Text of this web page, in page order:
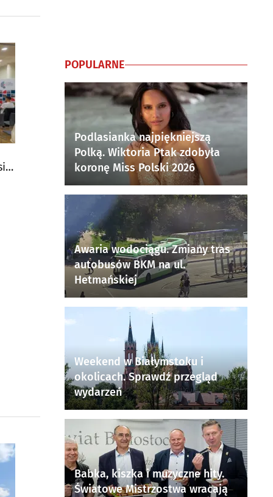
POPULARNE
Podlasianka najpiękniejszą
Polką. Wiktoria Ptak zdobyła
koronę Miss Polski 2026
Awaria wodociągu. Zmiany tras
autobusów BKM na ul.
Hetmańskiej
Weekend w Białymstoku i
okolicach. Sprawdź przegląd
wydarzeń
Babka, kiszka i muzyczne hity.
Światowe Mistrzostwa wracają